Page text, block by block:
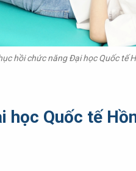
hồi chức năng Đại học Quốc tế
Quốc tế